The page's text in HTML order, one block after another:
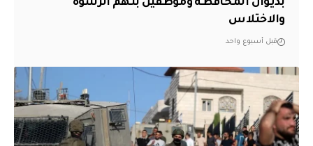
بديوان المحافظة وموظفين بتهم الرشوة
والاختلاس
قبل أسبوع واحد